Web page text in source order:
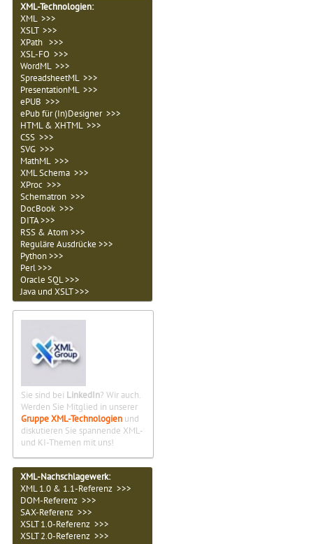
XML-Technologien:
XML >>>
XSLT >>>
XPath >>>
XSL-FO >>>
WordML >>>
SpreadsheetML >>>
PresentationML >>>
ePUB >>>
ePub für (In)Designer >>>
HTML & XHTML >>>
CSS >>>
SVG >>>
MathML >>>
XML Schema >>>
XProc >>>
Schematron >>>
DocBook >>>
DITA >>>
RSS & Atom >>>
Reguläre Ausdrücke >>>
Python >>>
Perl >>>
Oracle SQL >>>
Java und XSLT >>>
Sie sind bei LinkedIn? Wir auch.
Werden Sie Mitglied in unserer
Gruppe XML-Technologien und
diskutieren Sie spannende XML-
und KI-Themen mit uns!
XML-Nachschlagewerk:
XML 1.0 & 1.1-Referenz >>>
DOM-Referenz >>>
SAX-Referenz >>>
XSLT 1.0-Referenz >>>
XSLT 2.0-Referenz >>>